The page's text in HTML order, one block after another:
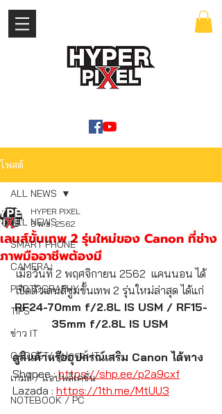
โพสต์
ALL NEWS
SMART PHONE
CAMERA
PHOTOGRAPHY
TIPS
ข่าว IT
GADGET/ อุปกรณ์ IT
เกมส์ / แอปพลิเคชั่น
NOTEBOOK / PC
ALL NEWS
เลนส์ขั้นเทพ 2 รุ่นใหม่ของ Canon ที่ช่าง
ภาพมืออาชีพต้องมี
HYPER PIXEL
6 พ.ย. 2562
เมื่อวันที่ 2 พฤศจิกายน 2562  แคนนอน ได้
เปิดตัวเลนส์ซูมขั้นเทพ 2 รุ่นใหม่ล่าสุด ได้แก่
RF24-70mm f/2.8L IS USM / RF15-
35mm f/2.8L IS USM
ดูสินค้าหรืออุปกรณ์เสริม Canon ได้ทาง
Shopee : https://shp.ee/p2a9cxf
Lazada : https://1th.me/MtUU3